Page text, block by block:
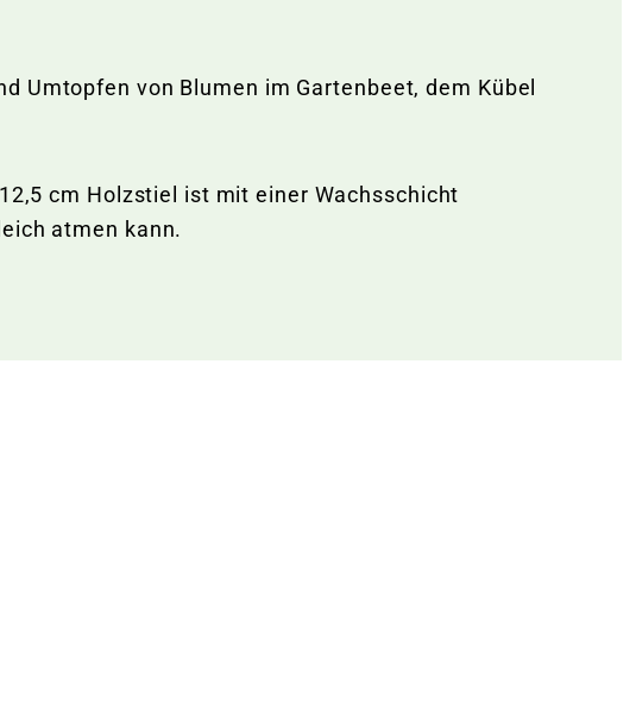
Umtopfen von Blumen im Gartenbeet, dem Kübel
cm Holzstiel ist mit einer Wachsschicht
atmen kann.